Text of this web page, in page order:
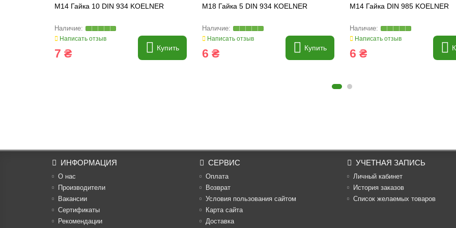
M14 Гайка 10 DIN 934 KOELNER
Написать отзыв
7 ₴ Купить
M18 Гайка 5 DIN 934 KOELNER
Написать отзыв
6 ₴ Купить
M14 Гайка DIN 985 KOELNER
Написать отзыв
6 ₴
ИНФОРМАЦИЯ
О нас
Производители
Вакансии
Cертификаты
Рекомендации
СЕРВИС
Оплата
Возврат
Условия пользования сайтом
Карта сайта
Доставка
УЧЕТНАЯ ЗАПИСЬ
Личный кабинет
История заказов
Список желаемых товаров